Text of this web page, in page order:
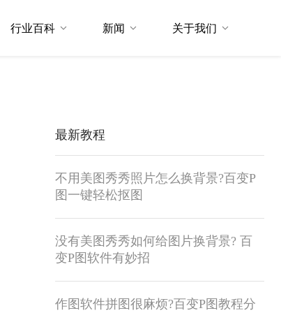
行业百科 新闻 关于我们
最新教程
不用美图秀秀照片怎么换背景?百变P
图一键轻松抠图
没有美图秀秀如何给图片换背景? 百
变P图软件有妙招
作图软件拼图很麻烦?百变P图教程分